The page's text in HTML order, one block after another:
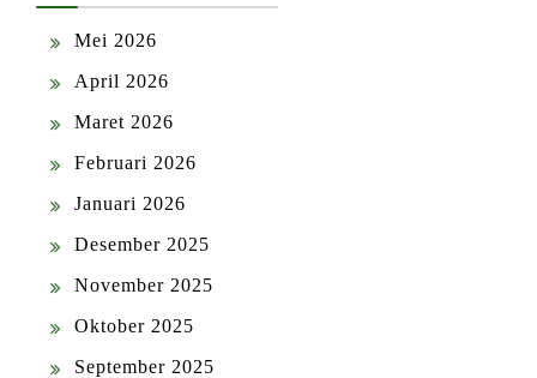
Mei 2026
April 2026
Maret 2026
Februari 2026
Januari 2026
Desember 2025
November 2025
Oktober 2025
September 2025